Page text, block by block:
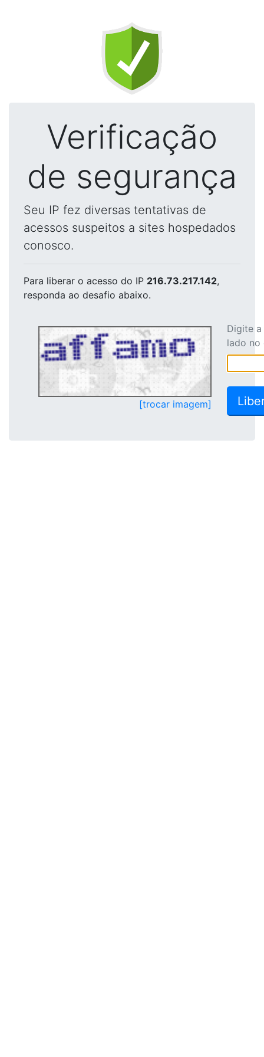
Verificação
de segurança
Seu IP fez diversas tentativas de
acessos suspeitos a sites hospedados
conosco.
Para liberar o acesso do IP 216.73.217.142,
responda ao desafio abaixo.
[trocar imagem]
Digite
lado no